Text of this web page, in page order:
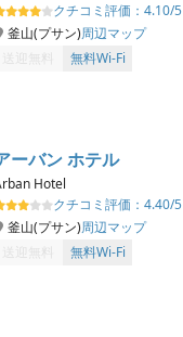
クチコミ評価： 4.10/5
釜山(プサン)周辺マップ
送迎無料
無料Wi-Fi
ーバン ホテル
Hotel
クチコミ評価： 4.40/5
釜山(プサン)周辺マップ
送迎無料
無料Wi-Fi